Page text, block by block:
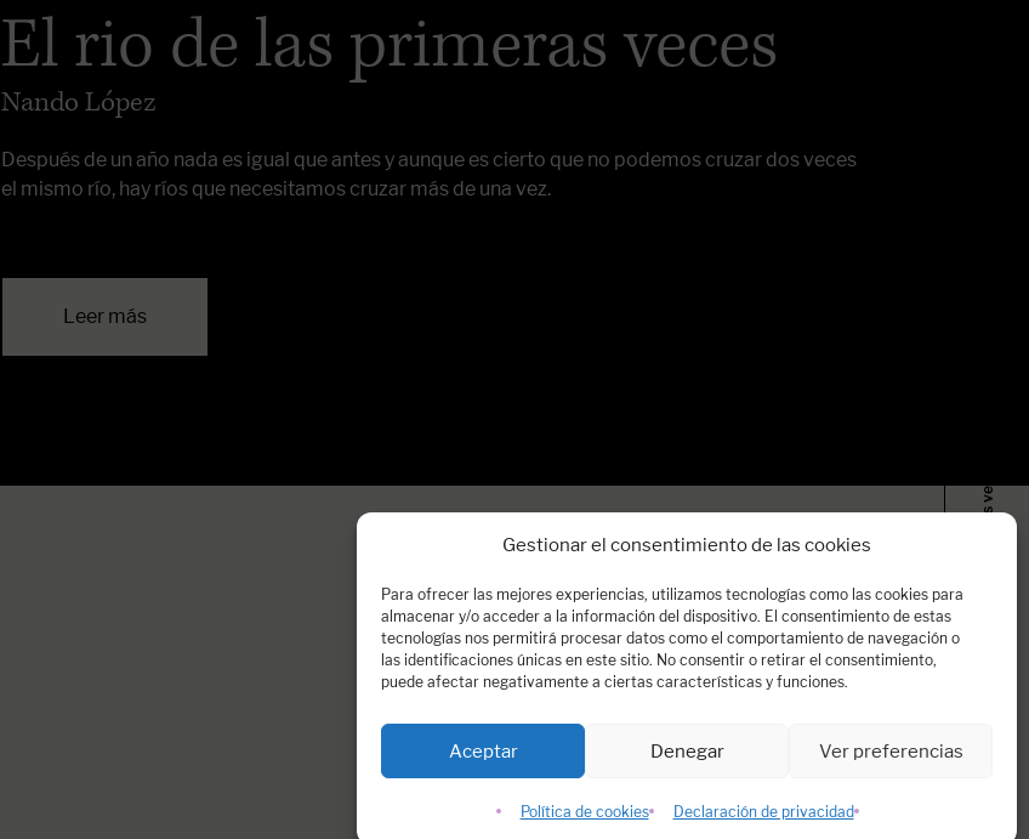
Gestionar el consentimiento de las cookies
Para ofrecer las mejores experiencias, utilizamos tecnologías como las cookies para
almacenar y/o acceder a la información del dispositivo. El consentimiento de estas
tecnologías nos permitirá procesar datos como el comportamiento de navegación o
las identificaciones únicas en este sitio. No consentir o retirar el consentimiento,
puede afectar negativamente a ciertas características y funciones.
Aceptar Denegar Ver preferencias
Política de cookies Declaración de privacidad
El rio de las primeras veces
Nando López
Después de un año nada es igual que antes y aunque es cierto que no podemos cruzar dos veces
el mismo río, hay ríos que necesitamos cruzar más de una vez.
Leer más “El rio de las primeras veces” es la nueva novela…